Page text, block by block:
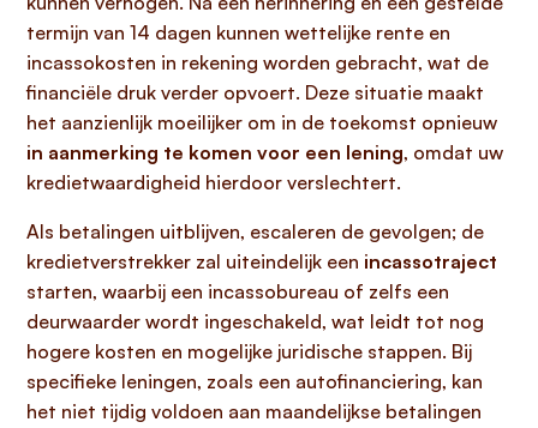
termijn van 14 dagen kunnen wettelijke rente en
incassokosten in rekening worden gebracht, wat de
financiële druk verder opvoert. Deze situatie maakt
het aanzienlijk moeilijker om in de toekomst opnieuw
in aanmerking te komen voor een lening, omdat uw
kredietwaardigheid hierdoor verslechtert.
Als betalingen uitblijven, escaleren de gevolgen; de
kredietverstrekker zal uiteindelijk een incassotraject
starten, waarbij een incassobureau of zelfs een
deurwaarder wordt ingeschakeld, wat leidt tot nog
hogere kosten en mogelijke juridische stappen. Bij
specifieke leningen, zoals een autofinanciering, kan
het niet tijdig voldoen aan maandelijkse betalingen